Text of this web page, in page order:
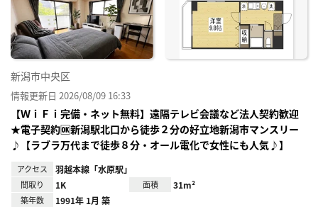
録
新潟市中央区
情報更新日 2026/08/09 16:33
【ＷｉＦｉ完備・ネット無料】遠隔テレビ会議など法人契約歓迎
★電子契約🆗新潟駅北口から徒歩２分の好立地新潟市マンスリー
♪【ラブラ万代まで徒歩８分・オール電化で女性にも人気♪】
アクセス 羽越本線「水原駅」
間取り 1K 面積 31m²
築年数 1991年 1月 築